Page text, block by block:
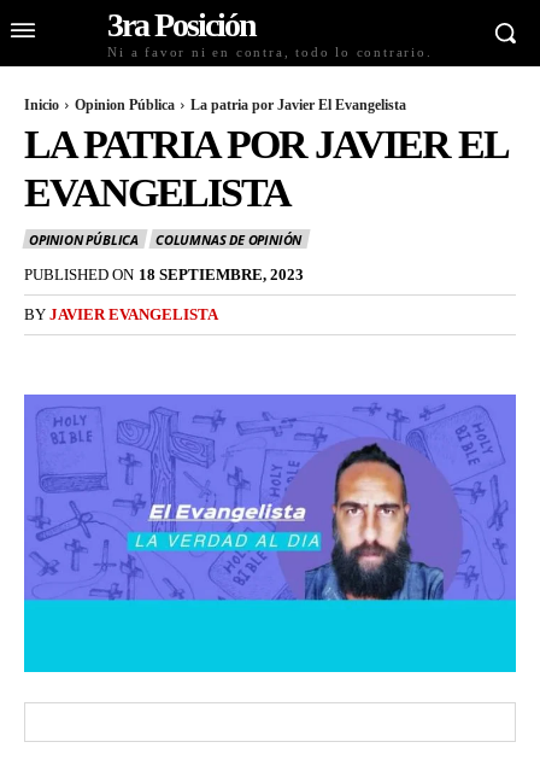
3ra Posición
Ni a favor ni en contra, todo lo contrario.
Inicio Opinion Pública La patria por Javier El Evangelista
LA PATRIA POR JAVIER EL
EVANGELISTA
OPINION PÚBLICA
COLUMNAS DE OPINIÓN
PUBLISHED ON 18 SEPTIEMBRE, 2023
BY JAVIER EVANGELISTA